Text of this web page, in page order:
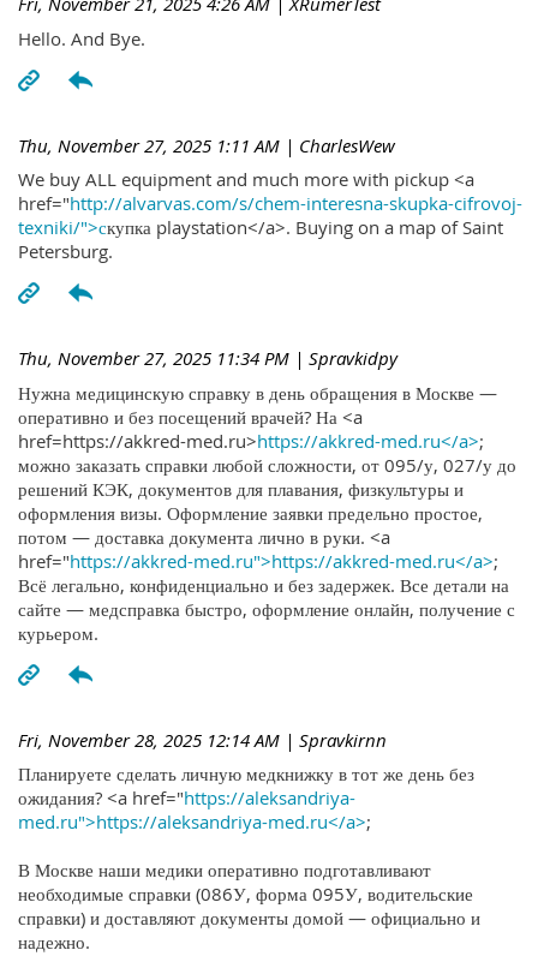
Hello. And Bye.
Thu, November 27, 2025 1:11 AM | CharlesWew
We buy ALL equipment and much more with pickup <a
href="http://alvarvas.com/s/chem-interesna-skupka-cifrovoj-
texniki/">скупка playstation</a>. Buying on a map of Saint
Petersburg.
Thu, November 27, 2025 11:34 PM | Spravkidpy
Нужна медицинскую справку в день обращения в Москве —
оперативно и без посещений врачей? На <a
href=https://akkred-med.ru>https://akkred-med.ru</a>;
можно заказать справки любой сложности, от 095/у, 027/у до
решений КЭК, документов для плавания, физкультуры и
оформления визы. Оформление заявки предельно простое,
потом — доставка документа лично в руки. <a
href="https://akkred-med.ru">https://akkred-med.ru</a>;
Всё легально, конфиденциально и без задержек. Все детали на
сайте — медсправка быстро, оформление онлайн, получение с
курьером.
Fri, November 28, 2025 12:14 AM | Spravkirnn
Планируете сделать личную медкнижку в тот же день без
ожидания? <a href="https://aleksandriya-
med.ru">https://aleksandriya-med.ru</a>;
В Москве наши медики оперативно подготавливают
необходимые справки (086У, форма 095У, водительские
справки) и доставляют документы домой — официально и
надежно.